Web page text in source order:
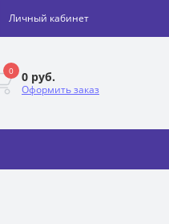
Личный кабинет
0 0 руб.
Оформить заказ